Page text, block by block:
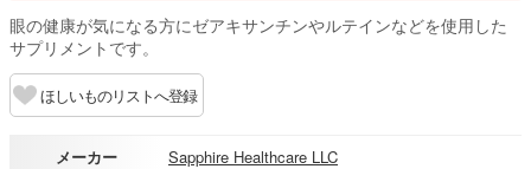
眼の健康が気になる方にゼアキサンチンやルテインなどを使用した
サプリメントです。
ほしいものリストへ登録
メーカー
Sapphire Healthcare LLC